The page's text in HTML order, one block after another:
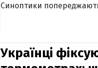
Синоптики
Українці